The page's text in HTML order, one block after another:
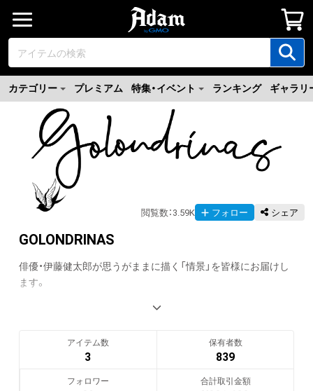
カテゴリー プレミアム 特集・イベント ランキング ギャラリ
閲覧数 ： 3.59K フォロー シェア
GOLONDRINAS
俳優・伊藤健太郎が思うがままに描く「情景」を皆様にお届けし
ます。
アイテム数
3
保有者数
839
フォロワー 合計取引金額